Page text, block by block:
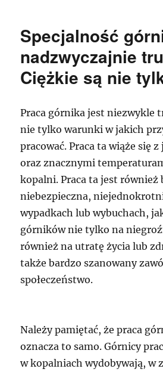
Specjalność
nadzwyczajnie
Ciężkie są nie
Praca górnika jest niezwykle
nie tylko warunki w jakich
pracować. Praca ta wiąże się
oraz znacznymi
kopalni. Praca ta jest również
niebezpieczna,
wypadkach lub wybuchach,
górników nie tylko na
również na utratę życia lub
także bardzo szanowany
społeczeństwo.
Należy pamiętać, że praca
oznacza to samo. Górnicy
w kopalniach wydobywają, w